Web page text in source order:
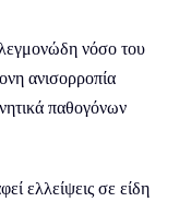
νόσο του
ανισορροπία
παθογόνων
ελλείψεις σε είδη